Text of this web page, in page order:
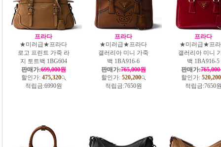
프라다
★미러급★프라다
로고 프린트 가죽 라
지 토트백 1BG604
판매가:699,000원
할인가: 475,320
적립금:6990원
프라다
★미러급★프라다
갤러리아 미니 가죽
백 1BA916-6
판매가:765,000원
할인가: 520,200
적립금:7650원
프라다
★미러급★프
갤러리아 미니
백 1BA916-5
판매가:
할인가: 520,200
적립금:7650